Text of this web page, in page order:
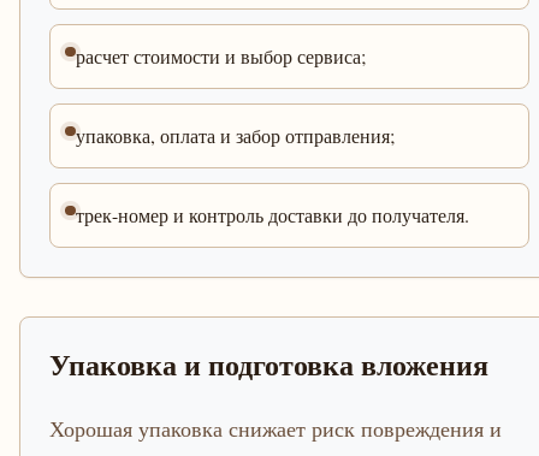
расчет стоимости и выбор сервиса;
упаковка, оплата и забор отправления;
трек-номер и контроль доставки до получателя.
Упаковка и подготовка вложения
Хорошая упаковка снижает риск повреждения и